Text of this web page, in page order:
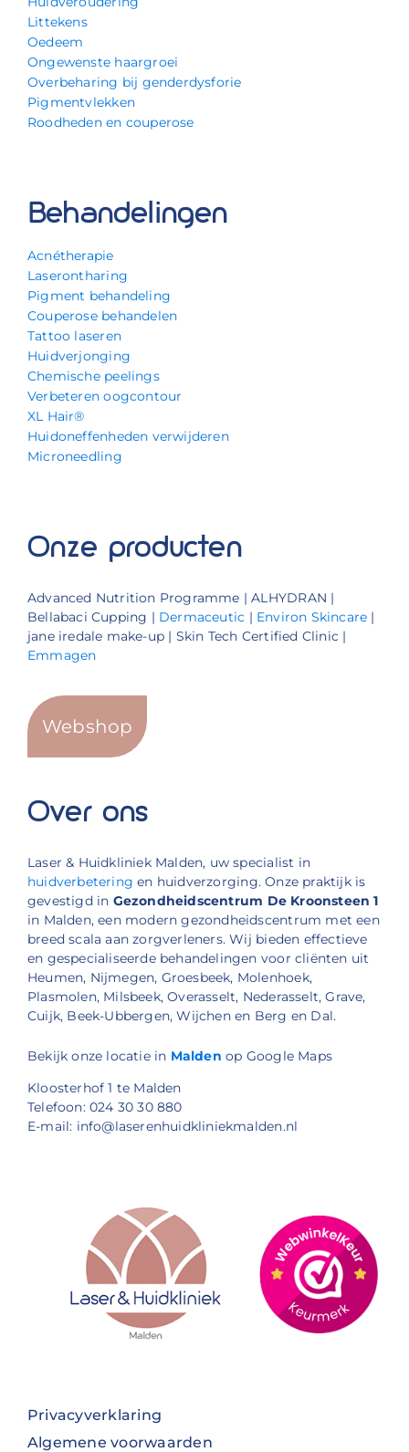
Littekens
Oedeem
Ongewenste haargroei
Overbeharing bij genderdysforie
Pigmentvlekken
Roodheden en couperose
Behandelingen
Acnétherapie
Laserontharing
Pigment behandeling
Couperose behandelen
Tattoo laseren
Huidverjonging
Chemische peelings
Verbeteren oogcontour
XL Hair®
Huidoneffenheden verwijderen
Microneedling
Onze producten
Advanced Nutrition Programme | ALHYDRAN |
Bellabaci Cupping | Dermaceutic | Environ Skincare |
jane iredale make-up | Skin Tech Certified Clinic |
Emmagen
Webshop
Over ons
Laser & Huidkliniek Malden, uw specialist in
huidverbetering en huidverzorging. Onze praktijk is
gevestigd in Gezondheidscentrum De Kroonsteen 1
in Malden, een modern gezondheidscentrum met een
breed scala aan zorgverleners. Wij bieden effectieve
en gespecialiseerde behandelingen voor cliënten uit
Heumen, Nijmegen, Groesbeek, Molenhoek,
Plasmolen, Milsbeek, Overasselt, Nederasselt, Grave,
Cuijk, Beek-Ubbergen, Wijchen en Berg en Dal.
Bekijk onze locatie in Malden op Google Maps
Kloosterhof 1 te Malden
Telefoon: 024 30 30 880
E-mail: info@laserenhuidkliniekmalden.nl
Privacyverklaring
Algemene voorwaarden